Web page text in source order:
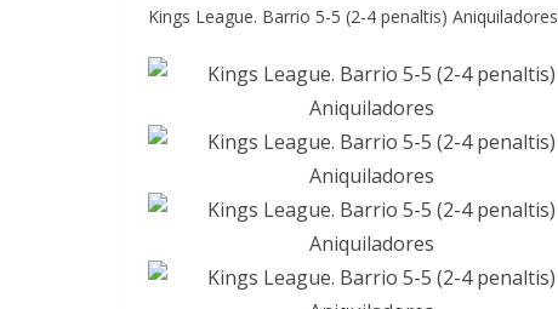
Kings League. Barrio 5-5 (2-4 penaltis) Aniquiladores